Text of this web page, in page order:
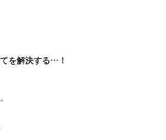
を解決する…！